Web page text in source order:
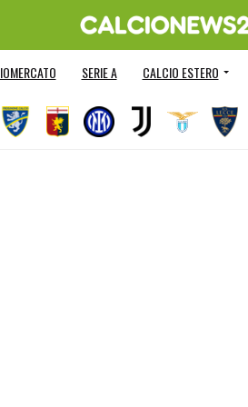
SERIE A CALCIO ESTERO